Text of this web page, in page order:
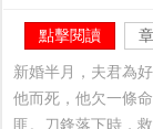
點擊閱讀
新婚半月，夫君為
他而死，他欠一條
匪。刀鋒落下時，